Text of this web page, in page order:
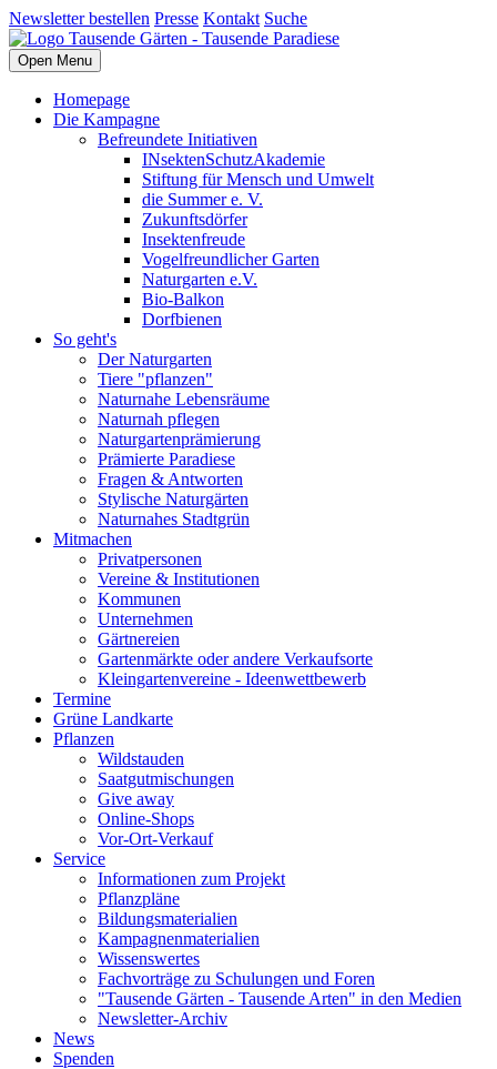
Newsletter bestellen Presse Kontakt Suche
Open Menu
Homepage
Die Kampagne
Befreundete Initiativen
INsektenSchutzAkademie
Stiftung für Mensch und Umwelt
die Summer e. V.
Zukunftsdörfer
Insektenfreude
Vogelfreundlicher Garten
Naturgarten e.V.
Bio-Balkon
Dorfbienen
So geht's
Der Naturgarten
Tiere "pflanzen"
Naturnahe Lebensräume
Naturnah pflegen
Naturgartenprämierung
Prämierte Paradiese
Fragen & Antworten
Stylische Naturgärten
Naturnahes Stadtgrün
Mitmachen
Privatpersonen
Vereine & Institutionen
Kommunen
Unternehmen
Gärtnereien
Gartenmärkte oder andere Verkaufsorte
Kleingartenvereine - Ideenwettbewerb
Termine
Grüne Landkarte
Pflanzen
Wildstauden
Saatgutmischungen
Give away
Online-Shops
Vor-Ort-Verkauf
Service
Informationen zum Projekt
Pflanzpläne
Bildungsmaterialien
Kampagnenmaterialien
Wissenswertes
Fachvorträge zu Schulungen und Foren
"Tausende Gärten - Tausende Arten" in den Medien
Newsletter-Archiv
News
Spenden